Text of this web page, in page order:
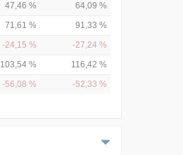
47,46 %
64,09 %
71,61 %
91,33 %
-24,15 %
-27,24 %
103,54 %
116,42 %
-56,08 %
-52,33 %